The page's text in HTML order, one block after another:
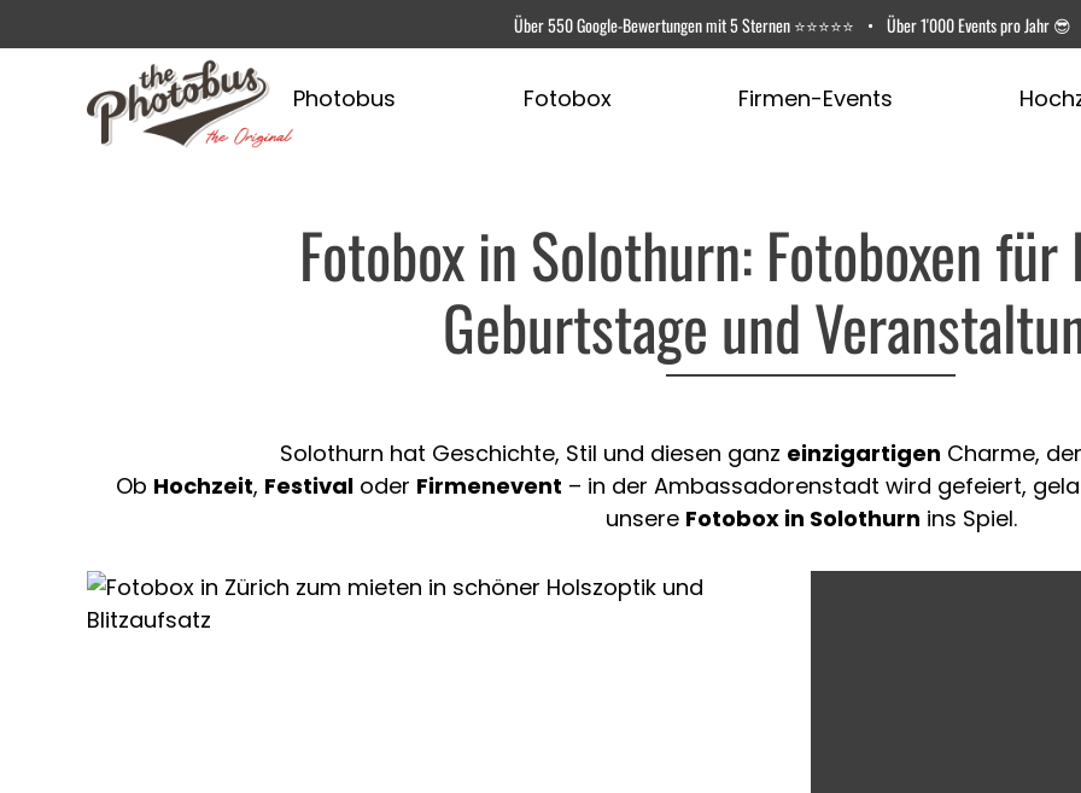
Über550 Google-Bewertungenmit 5 Sternen ⭐️⭐️⭐️⭐️⭐️ • Über 1'000 Events pro Jahr 😎
Photobus Fotobox Firmen-Events
Fotobox in Solothurn: Fotoboxen
Geburtstage und
Solothurn hat Geschichte, Stil und diesen ganz einzigartigen Charme,
Ob Hochzeit, Festivaloder Firmenevent – in der Ambassadorenstadt wird gefeiert,
unsere Fotobox in Solothurn ins Spiel.